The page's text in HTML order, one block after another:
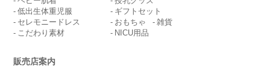
低出生体重児服
セレモニードレス
こだわり素材
ギフトセット
おもちゃ
雑貨
NICU用品
販売店案内